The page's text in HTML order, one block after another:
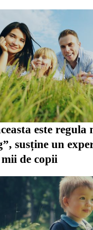
este regula
susține un
de copii